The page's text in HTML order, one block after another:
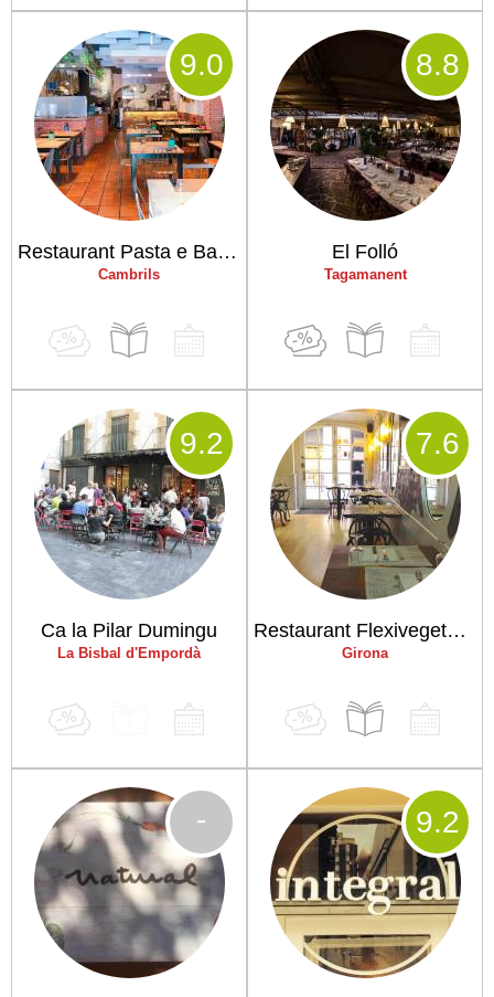
Restaurant Pasta e Basta
Cambrils
9.0
El Folló
Tagamanent
8.8
Ca la Pilar Dumingu
La Bisbal d'Empordà
9.2
Restaurant Flexivegetarià Cuida't
Girona
7.6
- 9.2